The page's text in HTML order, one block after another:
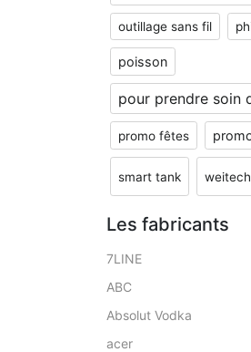
outillage sans fil
poisson
pour prendre soin
promo fêtes
smart tank weitech
Les fabricants
7LINE
ABC
Absolut Vodka
acer